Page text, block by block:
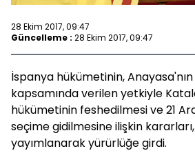
28 Ekim 2017, 09:47
Güncelleme : 28 Ekim 2017, 09:47
İspanya hükümetinin,
kapsamında verilen yetkiyle
hükümetinin feshedilmesi ve 21
seçime gidilmesine ilişkin
yayımlanarak yürürlüğe girdi.